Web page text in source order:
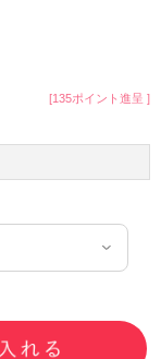
[135ポイント進呈 ]